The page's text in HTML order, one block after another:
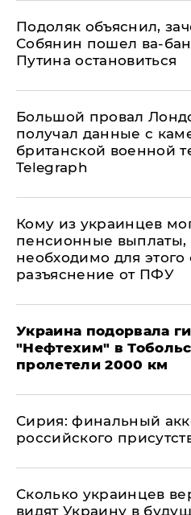
Подоляк объяснил,
Собянин пошел ва-
Путина остановиться
Большой провал
получал данные с
британской военной
Telegraph
Кому из украинцев
пенсионные выплаты,
необходимо для этого
разъяснение от ПФУ
Украина подорвала
"Нефтехим" в
пролетели 2000 км
​Сирия: финальный
российского
Сколько украинцев
видят Украину в